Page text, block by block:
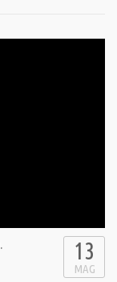
13
MAG